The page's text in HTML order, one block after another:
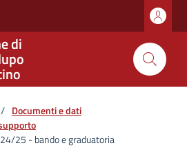
di
/ Documenti e dati
25 - bando e graduatoria